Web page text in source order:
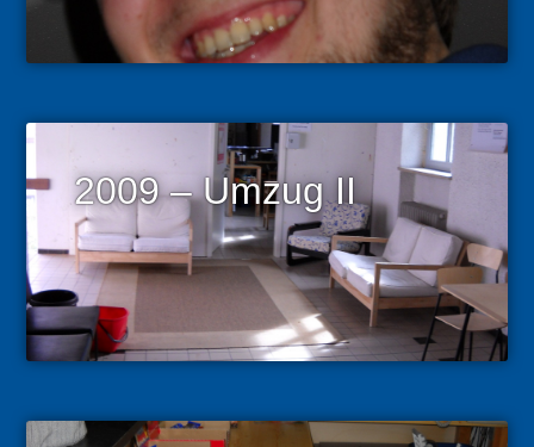
2009 – Umzug II